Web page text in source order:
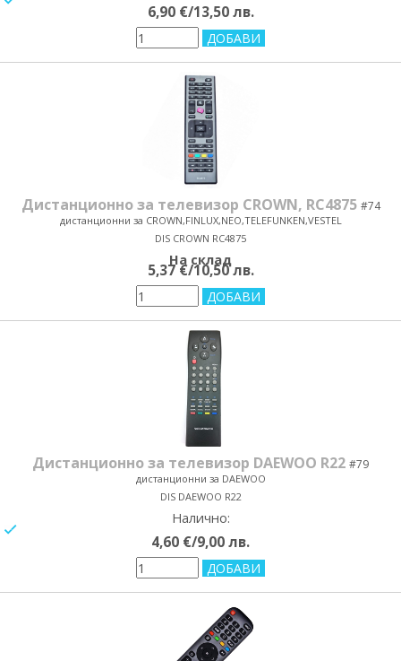
6,90 €/13,50 лв.
Дистанционно за телевизор CROWN, RC4875 #74
дистанционни за CROWN,FINLUX,NEO,TELEFUNKEN,VESTEL
DIS CROWN RC4875
На склад
5,37 €/10,50 лв.
Дистанционно за телевизор DAEWOO R22 #79
дистанционни за DAEWOO
DIS DAEWOO R22
Налично:
4,60 €/9,00 лв.